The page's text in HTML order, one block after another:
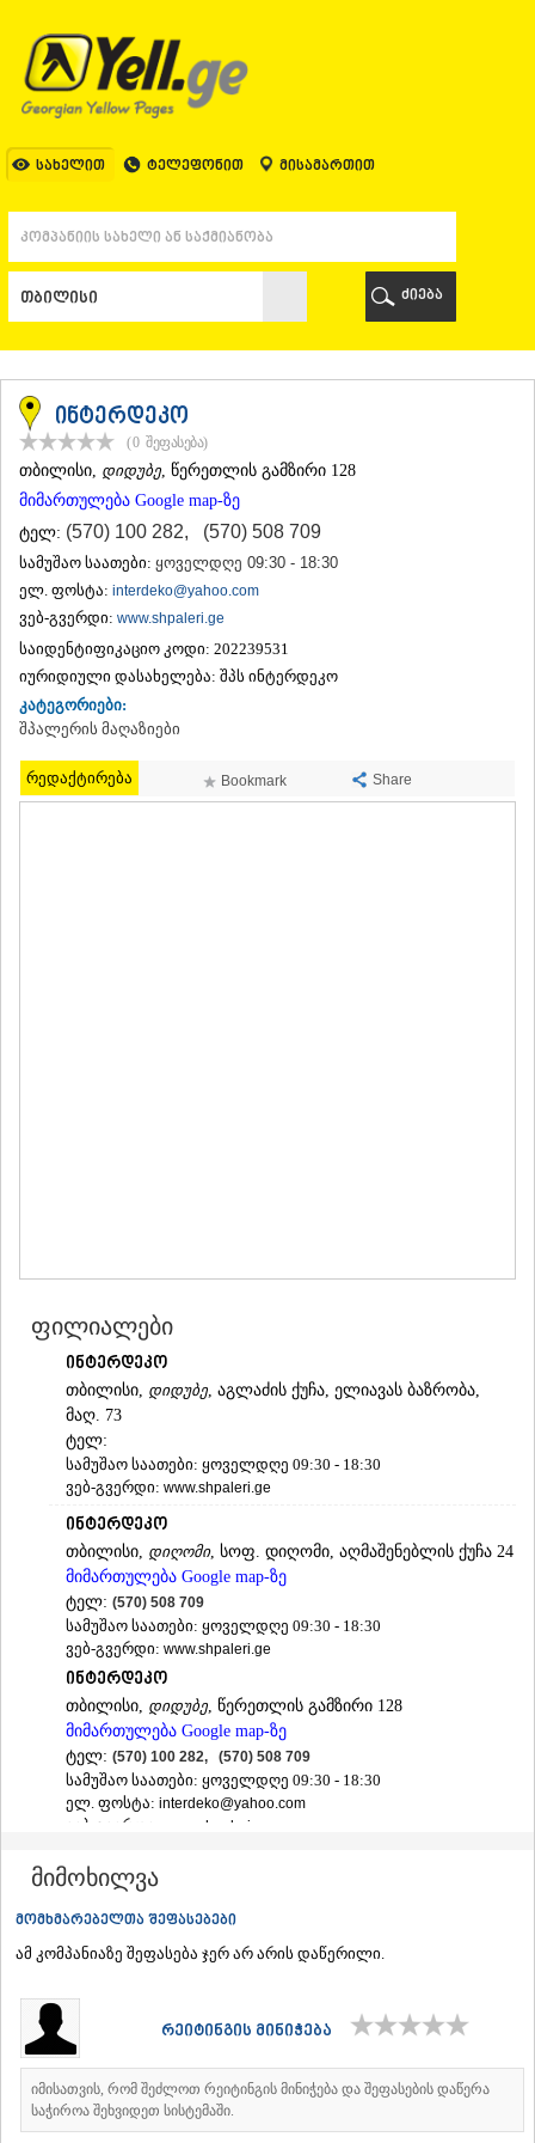
სახელით ტელეფონით მისამართით
ᲗᲑᲘᲚᲘᲡᲘ
ᲗᲑᲘᲚᲘᲡᲘ
ᲐᲤᲮᲐᲖᲔᲗᲘ
ᲒᲐᲚᲘ
ᲑᲐᲗᲣᲛᲘ
ᲥᲝᲑᲣᲚᲔᲗᲘ
ᲨᲣᲐᲮᲔᲕᲘ
ᲩᲐᲥᲕᲘ
ᲝᲖᲣᲠᲒᲔᲗᲘ
ᲩᲝᲮᲐᲢᲐᲣᲠᲘ
ᲣᲠᲔᲙᲘ
ᲘᲛᲔᲠᲔᲗᲘ
ᲑᲐᲦᲓᲐᲗᲘ
ᲕᲐᲜᲘ
ᲖᲔᲡᲢᲐᲤᲝᲜᲘ
ᲗᲔᲠᲯᲝᲚᲐ
ᲡᲐᲛᲢᲠᲔᲓᲘᲐ
ᲡᲐᲩᲮᲔᲠᲔ
ᲢᲧᲘᲑᲣᲚᲘ
ᲥᲣᲗᲐᲘᲡᲘ
ᲬᲧᲐᲚᲢᲣᲑᲝ
ᲭᲘᲐᲗᲣᲠᲐ
ᲮᲐᲠᲐᲒᲐᲣᲚᲘ
ᲙᲐᲮᲔᲗᲘ
ᲐᲮᲛᲔᲢᲐ
ᲪᲐᲒᲔᲠᲘ
ᲡᲐᲛᲔᲒᲠᲔᲚᲝ/ᲖᲔᲛᲝ ᲡᲕᲐᲜᲔᲗᲘ
ᲐᲑᲐᲨᲐ
ᲖᲣᲒᲓᲘᲓᲘ
ᲛᲐᲠᲢᲕᲘᲚᲘ
ᲛᲔᲡᲢᲘᲐ
ᲡᲔᲜᲐᲙᲘ
ᲤᲝᲗᲘ
ᲩᲮᲝᲠᲝᲬᲧᲣ
ᲮᲝᲑᲘ
ᲐᲜᲐᲙᲚᲘᲐ
ᲯᲕᲐᲠᲘ
ᲡᲐᲛᲪᲮᲔ–ᲯᲐᲕᲐᲮᲔᲗᲘ
ᲐᲓᲘᲒᲔᲜᲘ
ᲐᲡᲞᲘᲜᲫᲐ
ᲐᲮᲐᲚᲥᲐᲚᲐᲥᲘ
ᲐᲮᲐᲚᲪᲘᲮᲔ
ᲑᲝᲠᲯᲝᲛᲘ
ᲜᲘᲜᲝᲬᲛᲘᲜᲓᲐ
ᲐᲑᲐᲡᲗᲣᲛᲐᲜᲘ
ᲑᲐᲙᲣᲠᲘᲐᲜᲘ
ᲕᲐᲚᲔ
ᲑᲝᲚᲜᲘᲡᲘ
ᲒᲐᲠᲓᲐᲑᲐᲜᲘ
ᲓᲛᲐᲜᲘᲡᲘ
ᲗᲔᲗᲠᲘᲬᲧᲐᲠᲝ
ᲬᲐᲚᲙᲐ
ᲨᲘᲓᲐ ᲥᲐᲠᲗᲚᲘ
ᲒᲝᲠᲘ
ᲙᲐᲡᲞᲘ
ᲥᲐᲠᲔᲚᲘ
ძიება
ინტერდეკო
(0 შეფასება)
ᲗᲑᲘᲚᲘᲡᲘ, დიდუბე, წერეთლის გამზირი 128
მიმართულება Google map-ზე
ტელ: (570) 100 282, (570) 508 709
სამუშაო საათები: ყოველდღე 09:30 - 18:30
ელ. ფოსტა: interdeko@yahoo.com
ვებ-გვერდი: www.shpaleri.ge
საიდენტიფიკაციო კოდი: 202239531
იურიდიული დასახელება: შპს ინტერდეკო
კატეგორიები:
შპალერის მაღაზიები
რედაქტირება Bookmark Share
ფილიალები
ინტერდეკო
თბილისი, დიდუბე, აგლაძის ქუჩა, ელიავას ბაზრობა,
მაღ. 73
ტელ:
სამუშაო საათები: ყოველდღე 09:30 - 18:30
ვებ-გვერდი: www.shpaleri.ge
ინტერდეკო
თბილისი, დიღომი, სოფ. დიღომი, აღმაშენებლის ქუჩა 24
მიმართულება Google map-ზე
ტელ: (570) 508 709
სამუშაო საათები: ყოველდღე 09:30 - 18:30
ვებ-გვერდი: www.shpaleri.ge
ინტერდეკო
თბილისი, დიდუბე, წერეთლის გამზირი 128
მიმართულება Google map-ზე
ტელ: (570) 100 282, (570) 508 709
სამუშაო საათები: ყოველდღე 09:30 - 18:30
ელ. ფოსტა: interdeko@yahoo.com
ვებ-გვერდი: www.shpaleri.ge
მიმოხილვა
მომხმარებელთა შეფასებები
ამ კომპანიაზე შეფასება ჯერ არ არის დაწერილი.
რეიტინგის მინიჭება
იმისათვის, რომ შეძლოთ რეიტინგის მინიჭება და შეფასების დაწერა
საჭიროა შეხვიდეთ სისტემაში.